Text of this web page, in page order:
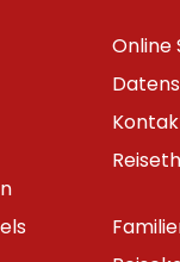
Online